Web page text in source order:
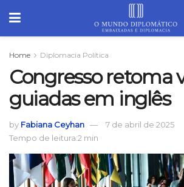
Home Diplomacia Política
Congresso retoma
guiadas em inglês
by Fabiana Ceyhan
7 de abril de 2025
Tempo de leitura:2 min